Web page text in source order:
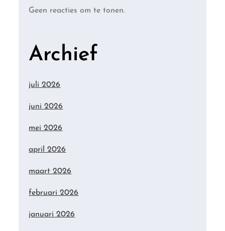
Geen reacties om te tonen.
Archief
juli 2026
juni 2026
mei 2026
april 2026
maart 2026
februari 2026
januari 2026